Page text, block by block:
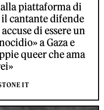
piattaforma di
il cantante difende
di essere un
a Gaza e
queer che ama
IT